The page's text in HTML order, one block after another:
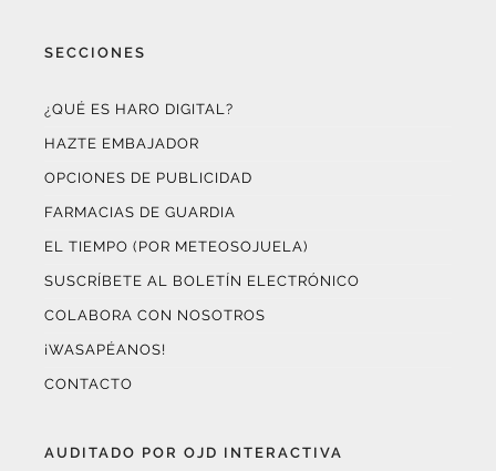
SECCIONES
¿QUÉ ES HARO DIGITAL?
HAZTE EMBAJADOR
OPCIONES DE PUBLICIDAD
FARMACIAS DE GUARDIA
EL TIEMPO (POR METEOSOJUELA)
SUSCRÍBETE AL BOLETÍN ELECTRÓNICO
COLABORA CON NOSOTROS
¡WASAPÉANOS!
CONTACTO
AUDITADO POR OJD INTERACTIVA